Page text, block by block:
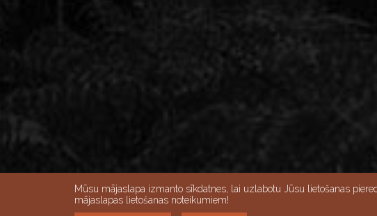
Skatīt lielāku karti
Darba dienās 10:00-18:00, Sestdienās 9:00-15:00,
Mūsu mājaslapa izmanto sīkdatnes, lai uzlabotu Jūsu lietošanas
mājaslapas lietošanas noteikumiem!